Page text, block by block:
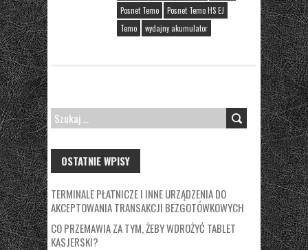
Posnet Temo
Posnet Temo HS EJ
Temo
wydajny akumulator
SZUKAJ:
OSTATNIE WPISY
TERMINALE PŁATNICZE I INNE URZĄDZENIA DO
AKCEPTOWANIA TRANSAKCJI BEZGOTÓWKOWYCH
CO PRZEMAWIA ZA TYM, ŻEBY WDROŻYĆ TABLET
KASJERSKI?